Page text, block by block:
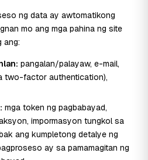
ng data ay awtomatikong
mo ang mga pahina ng site
ang:
pangalan/palayaw, e-mail,
two-factor authentication),
mga token ng pagbabayad,
impormasyon tungkol sa
ang kumpletong detalye ng
ay sa pamamagitan ng